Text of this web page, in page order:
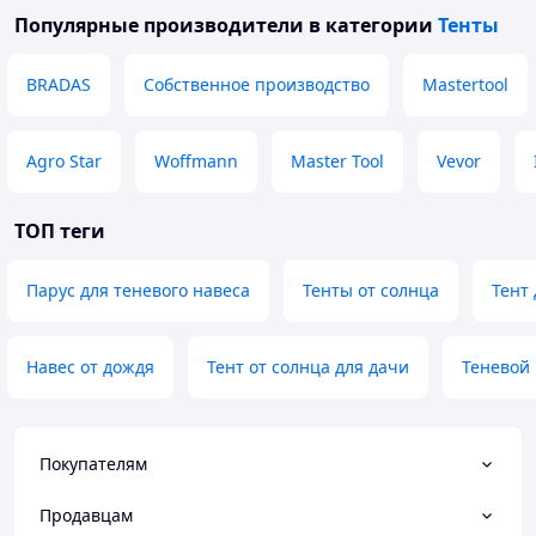
идеального отдыха на природе" - Тысячи
💙Мы ценим каждого клиента и гарантируем
🛒 Сделайте заказ уже сейчас!
Популярные производители в категории Тенты
BRADAS Собственное производство Mastertool
Agro Star Woffmann Master Tool Vevor
ТОП теги
Парус для теневого навеса Тенты от солнца Тент
Навес от дождя Тент от солнца для дачи Теневой
Покупателям
Продавцам